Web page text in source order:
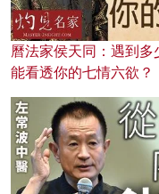
曆法家侯天同：遇到
能看透你的七情六欲？